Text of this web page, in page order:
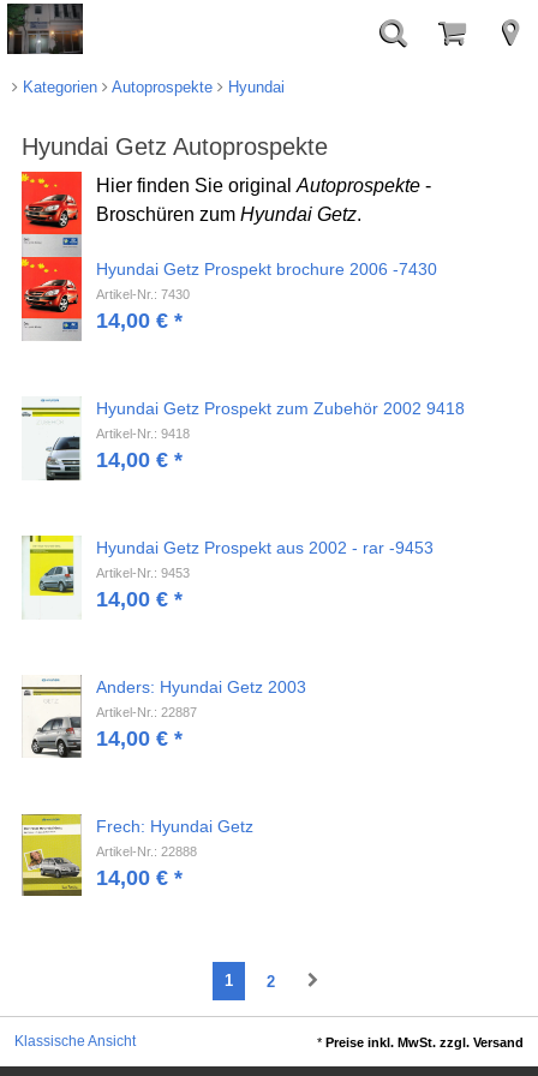
Kategorien Autoprospekte Hyundai
Hyundai Getz Autoprospekte
Hier finden Sie original Autoprospekte -
Broschüren zumHyundai Getz.
Hyundai Getz Prospekt brochure 2006 -7430
Artikel-Nr.: 7430
14,00 €*
Hyundai Getz Prospekt zum Zubehör 2002 9418
Artikel-Nr.: 9418
14,00 €*
Hyundai Getz Prospekt aus 2002 - rar -9453
Artikel-Nr.: 9453
14,00 €*
Anders: Hyundai Getz 2003
Artikel-Nr.: 22887
14,00 €*
Frech: Hyundai Getz
Artikel-Nr.: 22888
14,00 €*
1 2
Klassische Ansicht * Preise inkl. MwSt. zzgl. Versand